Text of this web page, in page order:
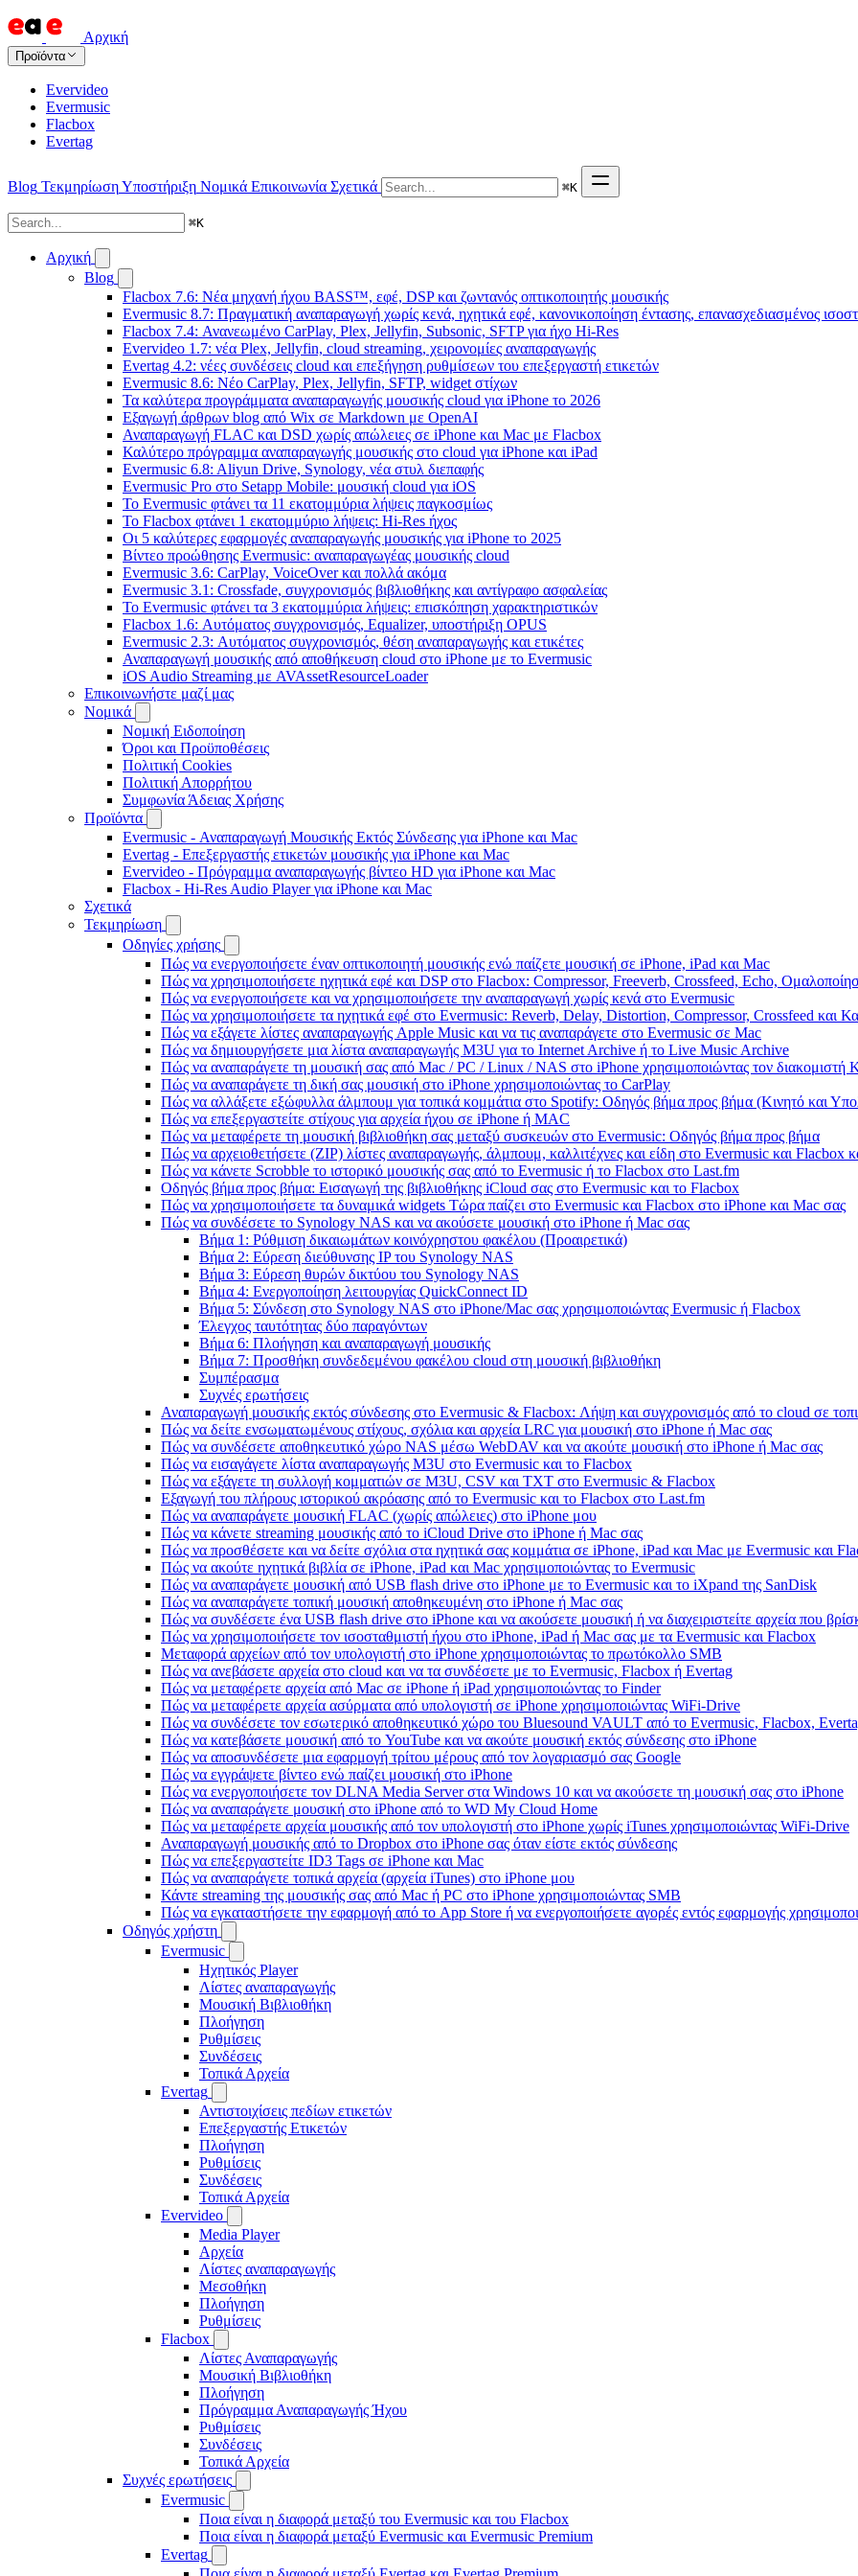
Αρχική
Προϊόντα
Evervideo
Evermusic
Flacbox
Evertag
Blog ΤεκμηρίωσηΥποστήριξη Νομικά Επικοινωνία Σχετικά ⌘K
⌘K
Αρχική
Blog
Flacbox 7.6: Νέα μηχανή ήχου BASS™, εφέ, DSP και ζωντανός οπτικοποιητής μουσικής
Evermusic 8.7: Πραγματική αναπαραγωγή χωρίς κενά, ηχητικά εφέ, κανονικοποίηση έντασης, επανασχεδιασμένος
Flacbox 7.4: Ανανεωμένο CarPlay, Plex, Jellyfin, Subsonic, SFTP για ήχο Hi-Res
Evervideo 1.7: νέα Plex, Jellyfin, cloud streaming, χειρονομίες αναπαραγωγής
Evertag 4.2: νέες συνδέσεις cloud και επεξήγηση ρυθμίσεων του επεξεργαστή ετικετών
Evermusic 8.6: Νέο CarPlay, Plex, Jellyfin, SFTP, widget στίχων
Τα καλύτερα προγράμματα αναπαραγωγής μουσικής cloud για iPhone το 2026
Εξαγωγή άρθρων blog από Wix σε Markdown με OpenAI
Αναπαραγωγή FLAC και DSD χωρίς απώλειες σε iPhone και Mac με Flacbox
Καλύτερο πρόγραμμα αναπαραγωγής μουσικής στο cloud για iPhone και iPad
Evermusic 6.8: Aliyun Drive, Synology, νέα στυλ διεπαφής
Evermusic Pro στο Setapp Mobile: μουσική cloud για iOS
Το Evermusic φτάνει τα 11 εκατομμύρια λήψεις παγκοσμίως
Το Flacbox φτάνει 1 εκατομμύριο λήψεις: Hi-Res ήχος
Οι 5 καλύτερες εφαρμογές αναπαραγωγής μουσικής για iPhone το 2025
Βίντεο προώθησης Evermusic: αναπαραγωγέας μουσικής cloud
Evermusic 3.6: CarPlay, VoiceOver και πολλά ακόμα
Evermusic 3.1: Crossfade, συγχρονισμός βιβλιοθήκης και αντίγραφο ασφαλείας
Το Evermusic φτάνει τα 3 εκατομμύρια λήψεις: επισκόπηση χαρακτηριστικών
Flacbox 1.6: Αυτόματος συγχρονισμός, Equalizer, υποστήριξη OPUS
Evermusic 2.3: Αυτόματος συγχρονισμός, θέση αναπαραγωγής και ετικέτες
Αναπαραγωγή μουσικής από αποθήκευση cloud στο iPhone με το Evermusic
iOS Audio Streaming με AVAssetResourceLoader
Επικοινωνήστε μαζί μας
Νομικά
Νομική Ειδοποίηση
Όροι και Προϋποθέσεις
Πολιτική Cookies
Πολιτική Απορρήτου
Συμφωνία Άδειας Χρήσης
Προϊόντα
Evermusic - Αναπαραγωγή Μουσικής Εκτός Σύνδεσης για iPhone και Mac
Evertag - Επεξεργαστής ετικετών μουσικής για iPhone και Mac
Evervideo - Πρόγραμμα αναπαραγωγής βίντεο HD για iPhone και Mac
Flacbox - Hi-Res Audio Player για iPhone και Mac
Σχετικά
Τεκμηρίωση
Οδηγίες χρήσης
Πώς να ενεργοποιήσετε έναν οπτικοποιητή μουσικής ενώ παίζετε μουσική σε iPhone, iPad και Mac
Πώς να χρησιμοποιήσετε ηχητικά εφέ και DSP στο Flacbox: Compressor, Freeverb, Crossfeed, Echo,
Πώς να ενεργοποιήσετε και να χρησιμοποιήσετε την αναπαραγωγή χωρίς κενά στο Evermusic
Πώς να χρησιμοποιήσετε τα ηχητικά εφέ στο Evermusic: Reverb, Delay, Distortion, Compressor, Crossfeed και
Πώς να εξάγετε λίστες αναπαραγωγής Apple Music και να τις αναπαράγετε στο Evermusic σε Mac
Πώς να δημιουργήσετε μια λίστα αναπαραγωγής M3U για το Internet Archive ή το Live Music Archive
Πώς να αναπαράγετε τη μουσική σας από Mac / PC / Linux / NAS στο iPhone χρησιμοποιώντας τον
Πώς να αναπαράγετε τη δική σας μουσική στο iPhone χρησιμοποιώντας το CarPlay
Πώς να αλλάξετε εξώφυλλα άλμπουμ για τοπικά κομμάτια στο Spotify: Οδηγός βήμα προς βήμα (Κινητό και
Πώς να επεξεργαστείτε στίχους για αρχεία ήχου σε iPhone ή MAC
Πώς να μεταφέρετε τη μουσική βιβλιοθήκη σας μεταξύ συσκευών στο Evermusic: Οδηγός βήμα προς βήμα
Πώς να αρχειοθετήσετε (ZIP) λίστες αναπαραγωγής, άλμπουμ, καλλιτέχνες και είδη στο Evermusic και Flacbox
Πώς να κάνετε Scrobble το ιστορικό μουσικής σας από το Evermusic ή το Flacbox στο Last.fm
Οδηγός βήμα προς βήμα: Εισαγωγή της βιβλιοθήκης iCloud σας στο Evermusic και το Flacbox
Πώς να χρησιμοποιήσετε τα δυναμικά widgets Τώρα παίζει στο Evermusic και Flacbox στο iPhone και Mac σας
Πώς να συνδέσετε το Synology NAS και να ακούσετε μουσική στο iPhone ή Mac σας
Βήμα 1: Ρύθμιση δικαιωμάτων κοινόχρηστου φακέλου (Προαιρετικά)
Βήμα 2: Εύρεση διεύθυνσης IP του Synology NAS
Βήμα 3: Εύρεση θυρών δικτύου του Synology NAS
Βήμα 4: Ενεργοποίηση λειτουργίας QuickConnect ID
Βήμα 5: Σύνδεση στο Synology NAS στο iPhone/Mac σας χρησιμοποιώντας Evermusic ή Flacbox
Έλεγχος ταυτότητας δύο παραγόντων
Βήμα 6: Πλοήγηση και αναπαραγωγή μουσικής
Βήμα 7: Προσθήκη συνδεδεμένου φακέλου cloud στη μουσική βιβλιοθήκη
Συμπέρασμα
Συχνές ερωτήσεις
Αναπαραγωγή μουσικής εκτός σύνδεσης στο Evermusic & Flacbox: Λήψη και συγχρονισμός από το cloud σε
Πώς να δείτε ενσωματωμένους στίχους, σχόλια και αρχεία LRC για μουσική στο iPhone ή Mac σας
Πώς να συνδέσετε αποθηκευτικό χώρο NAS μέσω WebDAV και να ακούτε μουσική στο iPhone ή Mac σας
Πώς να εισαγάγετε λίστα αναπαραγωγής M3U στο Evermusic και το Flacbox
Πώς να εξάγετε τη συλλογή κομματιών σε M3U, CSV και TXT στο Evermusic & Flacbox
Εξαγωγή του πλήρους ιστορικού ακρόασης από το Evermusic και το Flacbox στο Last.fm
Πώς να αναπαράγετε μουσική FLAC (χωρίς απώλειες) στο iPhone μου
Πώς να κάνετε streaming μουσικής από το iCloud Drive στο iPhone ή Mac σας
Πώς να προσθέσετε και να δείτε σχόλια στα ηχητικά σας κομμάτια σε iPhone, iPad και Mac με Evermusic και
Πώς να ακούτε ηχητικά βιβλία σε iPhone, iPad και Mac χρησιμοποιώντας το Evermusic
Πώς να αναπαράγετε μουσική από USB flash drive στο iPhone με το Evermusic και το iXpand της SanDisk
Πώς να αναπαράγετε τοπική μουσική αποθηκευμένη στο iPhone ή Mac σας
Πώς να συνδέσετε ένα USB flash drive στο iPhone και να ακούσετε μουσική ή να διαχειριστείτε αρχεία που
Πώς να χρησιμοποιήσετε τον ισοσταθμιστή ήχου στο iPhone, iPad ή Mac σας με τα Evermusic και Flacbox
Μεταφορά αρχείων από τον υπολογιστή στο iPhone χρησιμοποιώντας το πρωτόκολλο SMB
Πώς να ανεβάσετε αρχεία στο cloud και να τα συνδέσετε με το Evermusic, Flacbox ή Evertag
Πώς να μεταφέρετε αρχεία από Mac σε iPhone ή iPad χρησιμοποιώντας το Finder
Πώς να μεταφέρετε αρχεία ασύρματα από υπολογιστή σε iPhone χρησιμοποιώντας WiFi-Drive
Πώς να συνδέσετε τον εσωτερικό αποθηκευτικό χώρο του Bluesound VAULT από το Evermusic, Flacbox,
Πώς να κατεβάσετε μουσική από το YouTube και να ακούτε μουσική εκτός σύνδεσης στο iPhone
Πώς να αποσυνδέσετε μια εφαρμογή τρίτου μέρους από τον λογαριασμό σας Google
Πώς να εγγράψετε βίντεο ενώ παίζει μουσική στο iPhone
Πώς να ενεργοποιήσετε τον DLNA Media Server στα Windows 10 και να ακούσετε τη μουσική σας στο iPhone
Πώς να αναπαράγετε μουσική στο iPhone από το WD My Cloud Home
Πώς να μεταφέρετε αρχεία μουσικής από τον υπολογιστή στο iPhone χωρίς iTunes χρησιμοποιώντας WiFi-Drive
Αναπαραγωγή μουσικής από το Dropbox στο iPhone σας όταν είστε εκτός σύνδεσης
Πώς να επεξεργαστείτε ID3 Tags σε iPhone και Mac
Πώς να αναπαράγετε τοπικά αρχεία (αρχεία iTunes) στο iPhone μου
Κάντε streaming της μουσικής σας από Mac ή PC στο iPhone χρησιμοποιώντας SMB
Πώς να εγκαταστήσετε την εφαρμογή από το App Store ή να ενεργοποιήσετε αγορές εντός εφαρμογής
Οδηγός χρήστη
Evermusic
Ηχητικός Player
Λίστες αναπαραγωγής
Μουσική Βιβλιοθήκη
Πλοήγηση
Ρυθμίσεις
Συνδέσεις
Τοπικά Αρχεία
Evertag
Αντιστοιχίσεις πεδίων ετικετών
Επεξεργαστής Ετικετών
Πλοήγηση
Ρυθμίσεις
Συνδέσεις
Τοπικά Αρχεία
Evervideo
Media Player
Αρχεία
Λίστες αναπαραγωγής
Μεσοθήκη
Πλοήγηση
Ρυθμίσεις
Flacbox
Λίστες Αναπαραγωγής
Μουσική Βιβλιοθήκη
Πλοήγηση
Πρόγραμμα Αναπαραγωγής Ήχου
Ρυθμίσεις
Συνδέσεις
Τοπικά Αρχεία
Συχνές ερωτήσεις
Evermusic
Ποια είναι η διαφορά μεταξύ του Evermusic και του Flacbox
Ποια είναι η διαφορά μεταξύ Evermusic και Evermusic Premium
Evertag